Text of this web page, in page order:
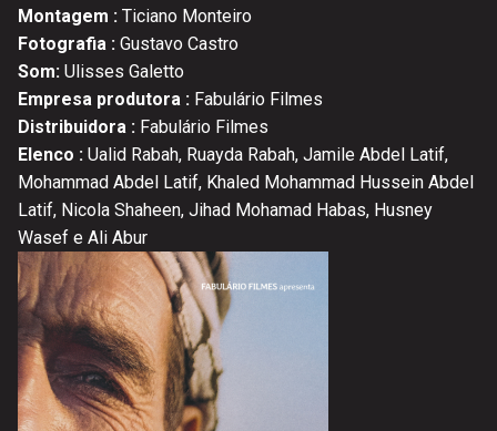
Montagem : Ticiano Monteiro
Fotografia : Gustavo Castro
Som: Ulisses Galetto
Empresa produtora : Fabulário Filmes
Distribuidora : Fabulário Filmes
Elenco : Ualid Rabah, Ruayda Rabah, Jamile Abdel Latif,
Mohammad Abdel Latif, Khaled Mohammad Hussein Abdel
Latif, Nicola Shaheen, Jihad Mohamad Habas, Husney
Wasef e Ali Abur